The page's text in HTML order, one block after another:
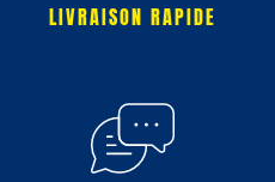
LIVRAISON RAPIDE